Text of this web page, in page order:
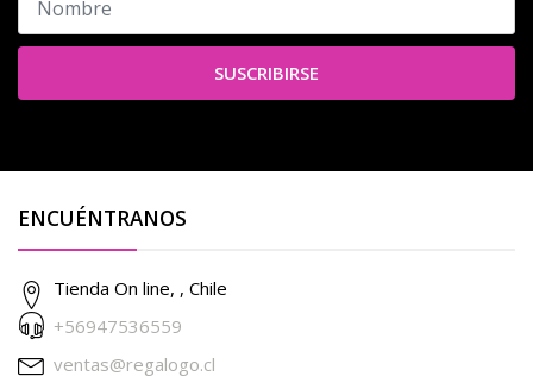
SUSCRIBIRSE
ENCUÉNTRANOS
Tienda On line, , Chile
+56947536559
ventas@regalogo.cl